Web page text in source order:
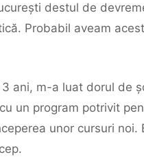
destul de
Probabil aveam
ani, m-a luat dorul de
un program potrivit
unor cursuri